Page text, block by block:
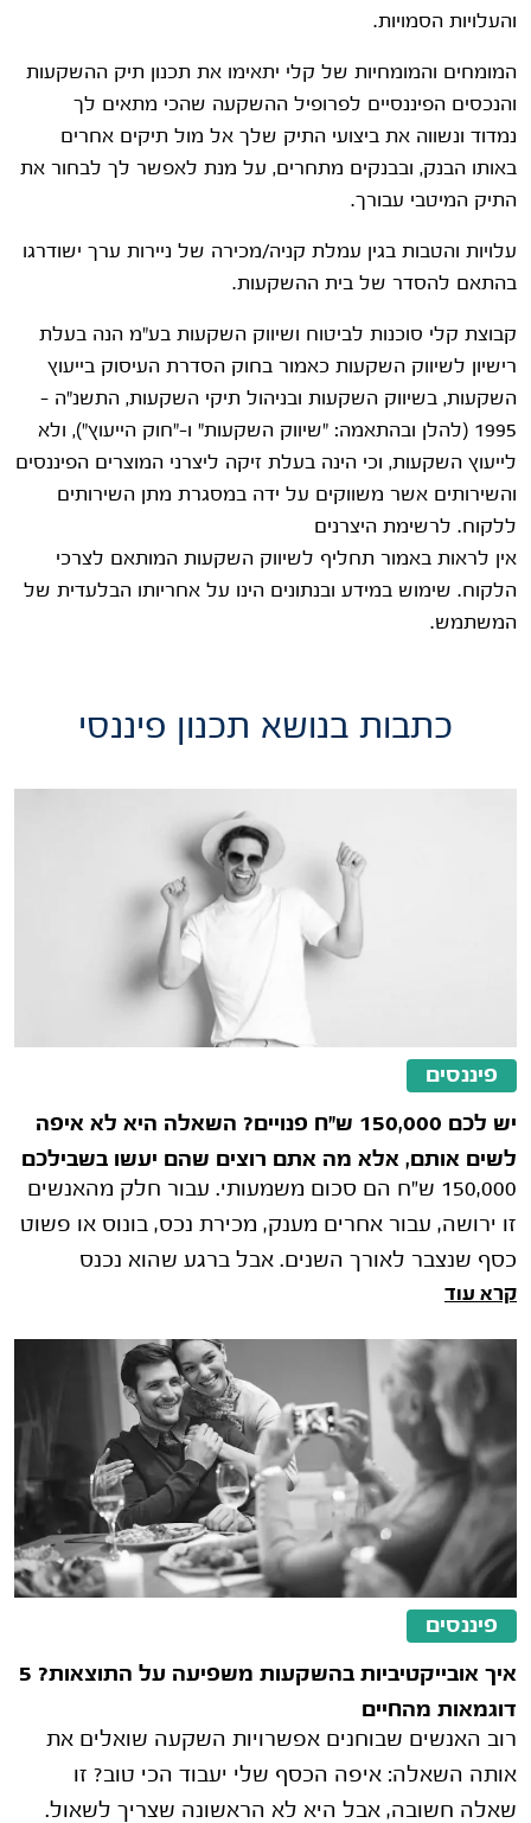
והעלויות הסמויות.
המומחים והמומחיות של קלי יתאימו את תכנון תיק ההשקעות
והנכסים הפיננסיים לפרופיל ההשקעה שהכי מתאים לך
נמדוד ונשווה את ביצועי התיק שלך אל מול תיקים אחרים
באותו הבנק, ובבנקים מתחרים, על מנת לאפשר לך לבחור את
התיק המיטבי עבורך.
עלויות והטבות בגין עמלת קניה/מכירה של ניירות ערך ישודרגו
בהתאם להסדר של בית ההשקעות.
קבוצת קלי סוכנות לביטוח ושיווק השקעות בע"מ הנה בעלת
רישיון לשיווק השקעות כאמור בחוק הסדרת העיסוק בייעוץ
השקעות, בשיווק השקעות ובניהול תיקי השקעות, התשנ"ה –
1995 (להלן ובהתאמה: "שיווק השקעות" ו-"חוק הייעוץ"), ולא
לייעוץ השקעות, וכי הינה בעלת זיקה ליצרני המוצרים הפיננסים
והשירותים אשר משווקים על ידה במסגרת מתן השירותים
ללקוח. לרשימת היצרנים
אין לראות באמור תחליף לשיווק השקעות המותאם לצרכי
הלקוח. שימוש במידע ובנתונים הינו על אחריותו הבלעדית של
המשתמש.
כתבות בנושא תכנון פיננסי
פיננסים
יש לכם 150,000 ש"ח פנויים? השאלה היא לא איפה
לשים אותם, אלא מה אתם רוצים שהם יעשו בשבילכם
150,000 ש"ח הם סכום משמעותי. עבור חלק מהאנשים
זו ירושה, עבור אחרים מענק, מכירת נכס, בונוס או פשוט
כסף שנצבר לאורך השנים. אבל ברגע שהוא נכנס
לחשבון הבנק, מתחילה ההתלבטות האמ
קרא עוד
פיננסים
איך אובייקטיביות בהשקעות משפיעה על התוצאות? 5
דוגמאות מהחיים
רוב האנשים שבוחנים אפשרויות השקעה שואלים את
אותה השאלה: איפה הכסף שלי יעבוד הכי טוב? זו
שאלה חשובה, אבל היא לא הראשונה שצריך לשאול.